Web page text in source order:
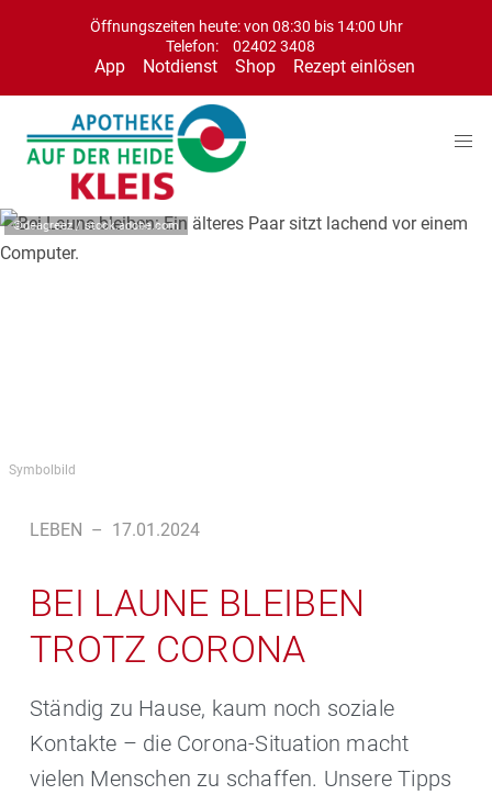
Öffnungszeiten heute: von 08:30 bis 14:00 Uhr
Telefon:
02402 3408
App Notdienst Shop Rezept einlösen
©deagreez / stock.adobe.com
Symbolbild
LEBEN – 17.01.2024
BEI LAUNE BLEIBEN
TROTZ CORONA
Ständig zu Hause, kaum noch soziale
Kontakte – die Corona-Situation macht
vielen Menschen zu schaffen. Unsere Tipps